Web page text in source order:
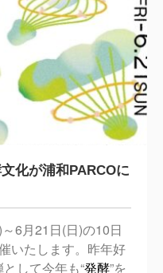
化が浦和PARCOに
6月21日(日)の10日
いたします。昨年好
して今年も“発酵”を